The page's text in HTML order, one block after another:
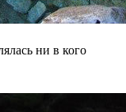
ни в кого